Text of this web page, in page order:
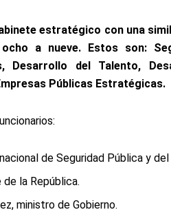
estratégico con una
a nueve. Estos son:
Desarrollo del Talento,
Públicas Estratégicas.
de Seguridad Pública y
la República.
ministro de Gobierno.